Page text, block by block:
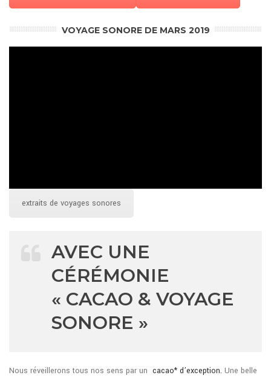
VOYAGE SONORE DE MARS 2019
extraits de voyages sonores
AVEC UNE
CÉRÉMONIE
« CACAO & VOYAGE
SONORE »
Nous réveillerons tous nos sens par un cacao* d’exception. Une belle